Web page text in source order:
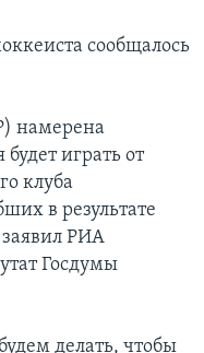
сообщалось
намерена
играть от
клуба
в результате
РИА
Госдумы
делать, чтобы